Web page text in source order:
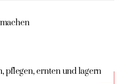
pflegen, ernten und lagern